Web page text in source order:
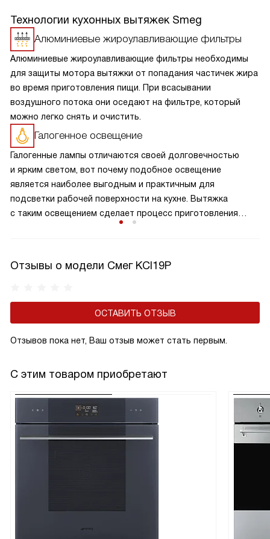
Технологии кухонных вытяжек Smeg
Алюминиевые жироулавливающие фильтры
Алюминиевые жироулавливающие фильтры необходимы
для защиты мотора вытяжки от попадания частичек жира
во время приготовления пищи. При всасывании
воздушного потока они оседают на фильтре, который
можно легко снять и очистить.
Галогенное освещение
Галогенные лампы отличаются своей долговечностью
и ярким светом, вот почему подобное освещение
является наиболее выгодным и практичным для
подсветки рабочей поверхности на кухне. Вытяжка
с таким освещением сделает процесс приготовления
Отзывы о модели Смег KCI19P
ОСТАВИТЬ ОТЗЫВ
Отзывов пока нет, Ваш отзыв может стать первым.
С этим товаром приобретают